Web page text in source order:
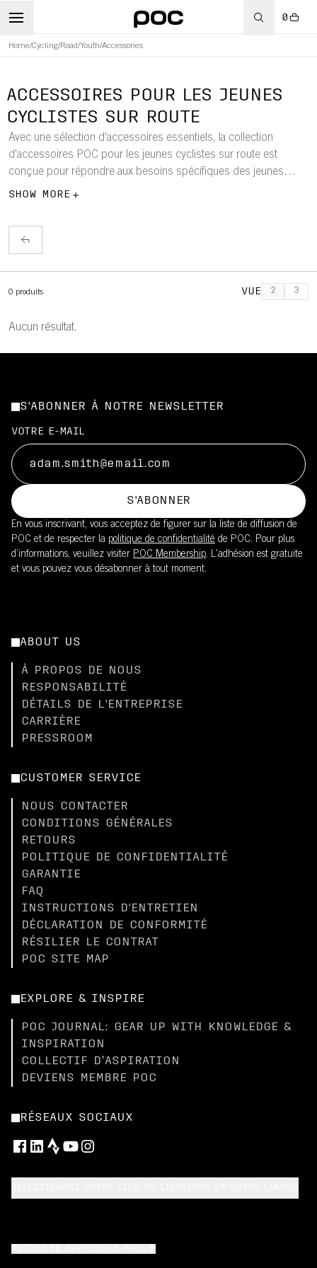
0
Home/Cycling/Road/Youth/Accessories
ACCESSOIRES POUR LES JEUNES
CYCLISTES SUR ROUTE
Avec une sélection d'accessoires essentiels, la collection
d'accessoires POC pour les jeunes cyclistes sur route est
conçue pour répondre aux besoins spécifiques des jeunes
cyclistes. Découvrez des gants, des chaussettes, des bonnets
SHOW MORE
0 produits VUE 2 3
Aucun résultat.
S'ABONNER À NOTRE NEWSLETTER
VOTRE E-MAIL
S'ABONNER
En vous inscrivant, vous acceptez de figurer sur la liste de diffusion de
POC et de respecter la politique de confidentialité de POC. Pour plus
d’informations, veuillez visiter POC Membership. L'adhésion est gratuite
et vous pouvez vous désabonner à tout moment.
ABOUT US
À PROPOS DE NOUS
RESPONSABILITÉ
DÉTAILS DE L'ENTREPRISE
CARRIÈRE
PRESSROOM
CUSTOMER SERVICE
NOUS CONTACTER
CONDITIONS GÉNÉRALES
RETOURS
POLITIQUE DE CONFIDENTIALITÉ
GARANTIE
FAQ
INSTRUCTIONS D'ENTRETIEN
DÉCLARATION DE CONFORMITÉ
RÉSILIER LE CONTRAT
POC SITE MAP
EXPLORE & INSPIRE
POC JOURNAL: GEAR UP WITH KNOWLEDGE &
INSPIRATION
COLLECTIF D’ASPIRATION
DEVIENS MEMBRE POC
RÉSEAUX SOCIAUX